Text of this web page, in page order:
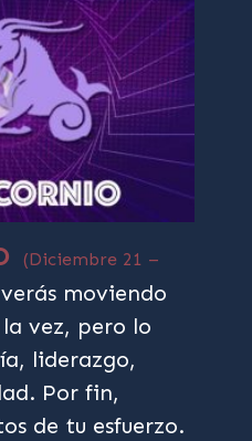
(Diciembre 21 –
moviendo
la vez, pero lo
liderazgo,
Por fin,
de tu esfuerzo.